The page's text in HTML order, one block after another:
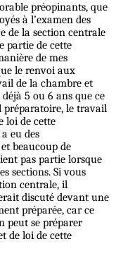
préopinants, que
à l’examen des
de la section centrale
partie de cette
de mes
le renvoi aux
de la chambre et
5 ou 6 ans que ce
préparatoire, le travail
loi de cette
eu des
beaucoup de
pas partie lorsque
sections. Si vous
centrale, il
discuté devant une
préparée, car ce
peut se préparer
de loi de cette